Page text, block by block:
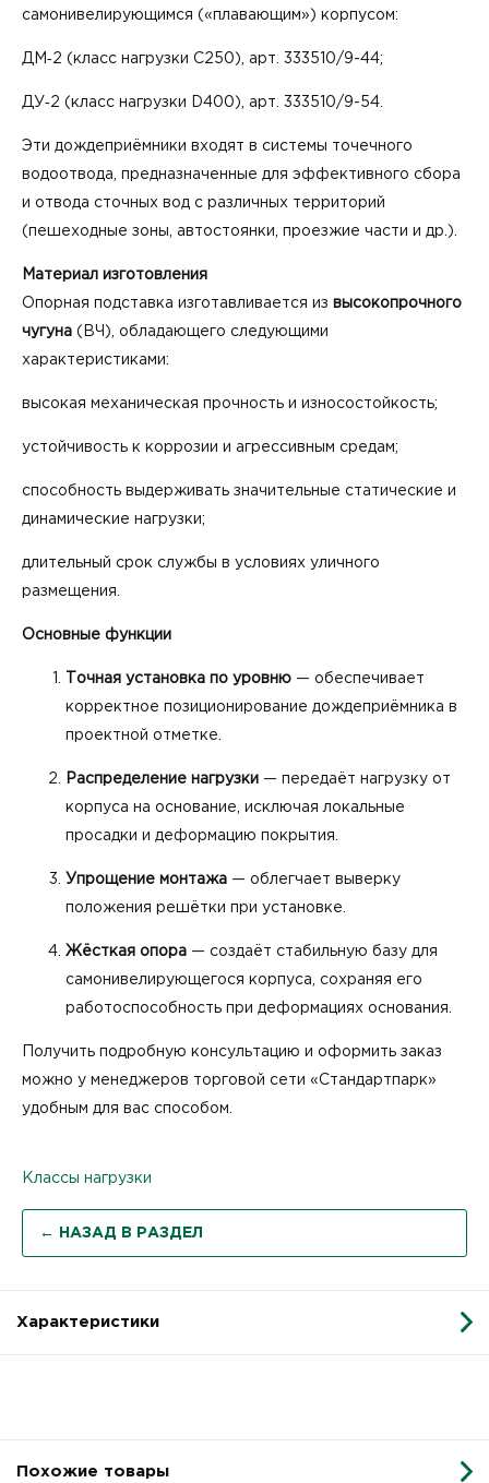
самонивелирующимся («плавающим») корпусом:
ДМ‑2 (класс нагрузки С250), арт. 333510/9-44;
ДУ‑2 (класс нагрузки D400), арт. 333510/9-54.
Эти дождеприёмники входят в системы точечного
водоотвода, предназначенные для эффективного сбора
и отвода сточных вод с различных территорий
(пешеходные зоны, автостоянки, проезжие части и др.).
Материал изготовления
Опорная подставка изготавливается из высокопрочного
чугуна (ВЧ), обладающего следующими
характеристиками:
высокая механическая прочность и износостойкость;
устойчивость к коррозии и агрессивным средам;
способность выдерживать значительные статические и
динамические нагрузки;
длительный срок службы в условиях уличного
размещения.
Основные функции
Точная установка по уровню — обеспечивает
корректное позиционирование дождеприёмника в
проектной отметке.
Распределение нагрузки — передаёт нагрузку от
корпуса на основание, исключая локальные
просадки и деформацию покрытия.
Упрощение монтажа — облегчает выверку
положения решётки при установке.
Жёсткая опора — создаёт стабильную базу для
самонивелирующегося корпуса, сохраняя его
работоспособность при деформациях основания.
Получить подробную консультацию и оформить заказ
можно у менеджеров торговой сети «Стандартпарк»
удобным для вас способом.
Классы нагрузки
← НАЗАД В РАЗДЕЛ
Характеристики
Похожие товары